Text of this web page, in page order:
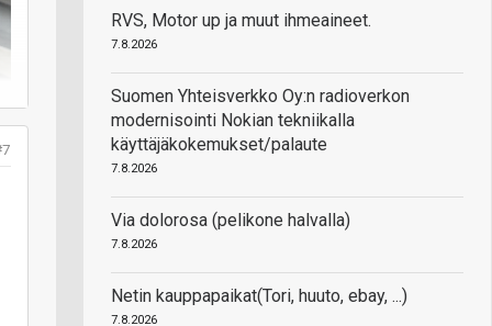
RVS, Motor up ja muut ihmeaineet.
7.8.2026
Suomen Yhteisverkko Oy:n radioverkon
modernisointi Nokian tekniikalla
käyttäjäkokemukset/palaute
7.8.2026
Via dolorosa (pelikone halvalla)
7.8.2026
Netin kauppapaikat(Tori, huuto, ebay, ...)
7.8.2026